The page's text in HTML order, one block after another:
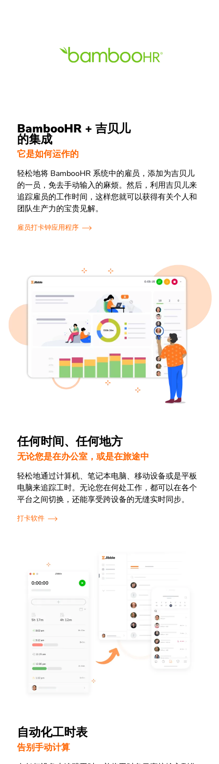
BambooHR + 吉贝儿
的集成
它是如何运作的
轻松地将 BambooHR 系统中的雇员，添加为吉贝儿
的一员，免去手动输入的麻烦。然后，利用吉贝儿来
追踪雇员的工作时间，这样您就可以获得有关个人和
团队生产力的宝贵见解。
雇员打卡钟应用程序
任何时间、任何地方
无论您是在办公室，或是在旅途中
轻松地通过计算机、笔记本电脑、移动设备或是平板
电脑来追踪工时。无论您在何处工作，都可以在各个
平台之间切换，还能享受跨设备的无缝实时同步。
打卡软件
自动化工时表
告别手动计算